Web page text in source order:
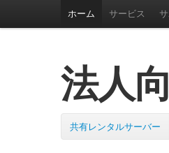
ホーム サービス
法人
共有レンタルサーバー